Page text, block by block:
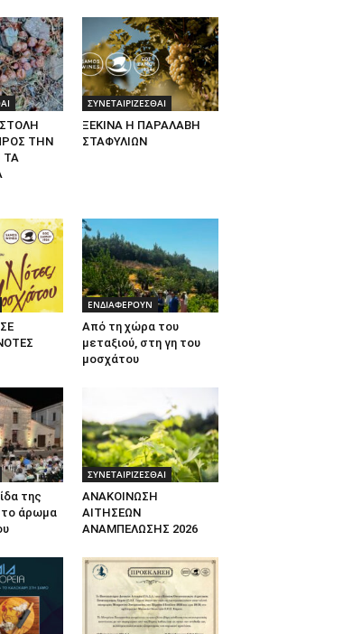
ΤΗΝ
ΤΑ
ΣΥΝΕΤΑΙΡΙΖΕΣΘΑΙ
ΞΕΚΙΝΑ Η ΠΑΡΑΛΑΒΗ
ΣΤΑΦΥΛΙΩΝ
ΕΝΔΙΑΦΕΡΟΥΝ
Από τη χώρα του
μεταξιού, στη γη του
μοσχάτου
της
το άρωμα
ΣΥΝΕΤΑΙΡΙΖΕΣΘΑΙ
ΑΝΑΚΟΙΝΩΣΗ
ΑΙΤΗΣΕΩΝ
ΑΝΑΜΠΕΛΩΣΗΣ 2026